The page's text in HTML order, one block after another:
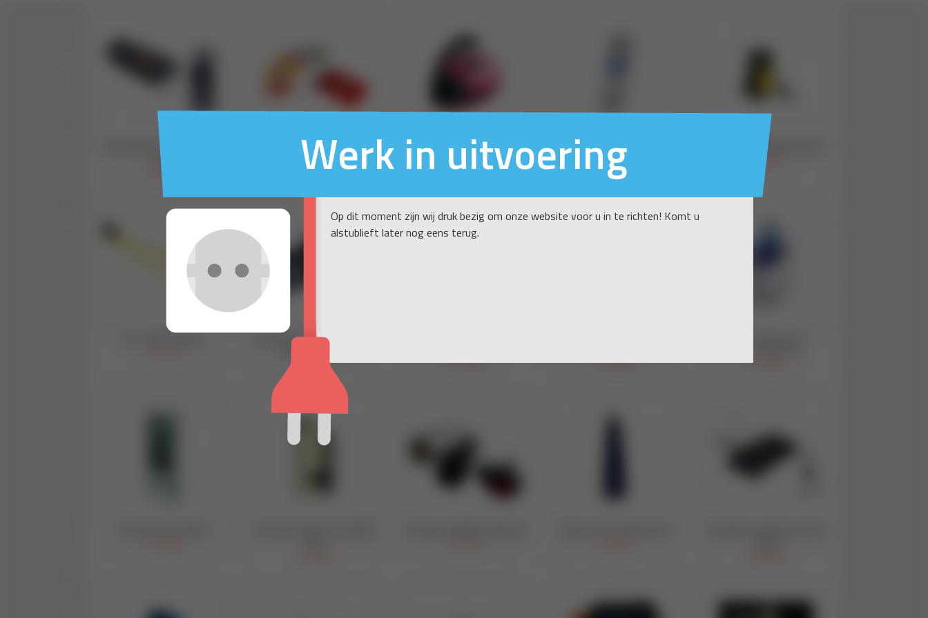
Werk in uitvoering
Op dit moment zijn wij druk bezig om onze website voor u in te richten! Komt u
alstublieft later nog eens terug.